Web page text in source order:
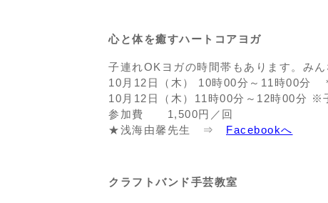
心と体を癒すハートコアヨガ
子連れOKヨガの時間帯もあります。みん
10月12日（木） 10時00分～11時00分
10月12日（木）11時00分～12時00分 ※
参加費 1,500円／回
★浅海由馨先生 ⇒ Facebookへ
クラフトバンド手芸教室